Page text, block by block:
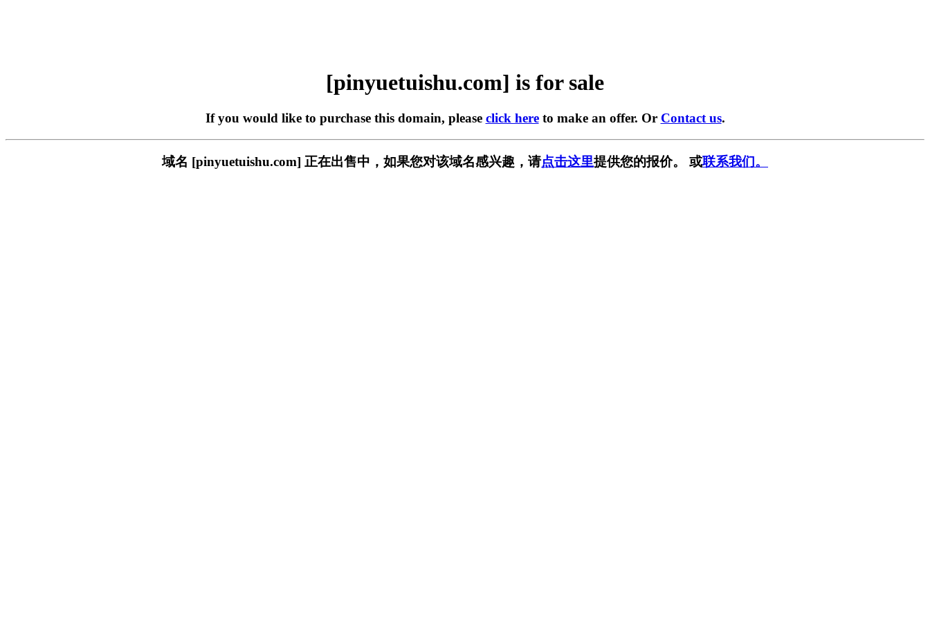
[pinyuetuishu.com] is for sale
If you would like to purchase this domain, please click hereto make an offer. Or Contact us.
域名 [pinyuetuishu.com] 正在出售中，如果您对该域名感兴趣，请点击这里提供您的报价。 或联系我们。